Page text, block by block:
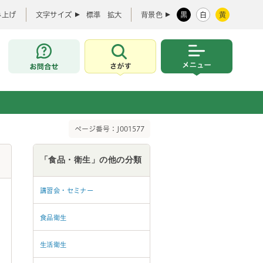
上げ 文字サイズ 標準 拡大 背景色 黒 白 黄
お問合せ
さがす
ページ番号：J001577
「食品・衛生」の他の分類
講習会・セミナー
食品衛生
生活衛生